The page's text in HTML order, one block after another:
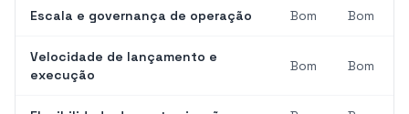
Escala e governança de operação Bom Bom
Velocidade de lançamento e
execução
Bom Bom